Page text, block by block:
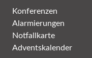
Konferenzen
Alarmierungen
Notfallkarte
Adventskalender